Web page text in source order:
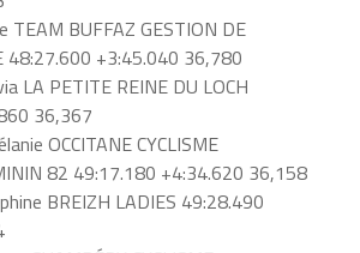
TEAM BUFFAZ GESTION DE
48:27.600 +3:45.040 36,780
LA PETITE REINE DU LOCH
36,367
OCCITANE CYCLISME
82 49:17.180 +4:34.620 36,158
BREIZH LADIES 49:28.490